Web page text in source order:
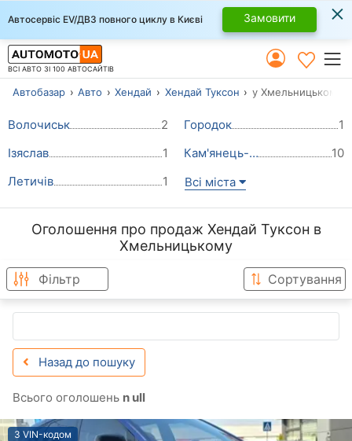
Автосервіс EV/ДВЗ повного циклу в Києві Замовити ×
ВСІ АВТО ЗІ 100 АВТОСАЙТІВ
Автобазар Авто Хендай Хендай Туксон у Хмельницькому
Волочиськ 2 Городок
1
Ізяслав
1 Кам'янець-Подільський
10
Летичів
1 Всі міста
Оголошення про продаж Хендай Туксон в
Хмельницькому
Фільтр Сортування
Назад до пошуку
Всього оголошень n ull
З VIN-кодом